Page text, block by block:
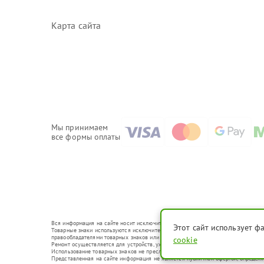
Карта сайта
Мы принимаем
все формы оплаты
Вся информация на сайте носит исключительно справочный характер.
Товарные знаки используются исключительно для описания устройств, в
правообладателями товарных знаков или их официальными представителями.
Ремонт осуществляется для устройств, уже введенных в гражданский оборот в
Использование товарных знаков не преследует цели индивидуализации услуг
Представленная на сайте информация не является публичной офертой,
Этот сайт использует
cookie